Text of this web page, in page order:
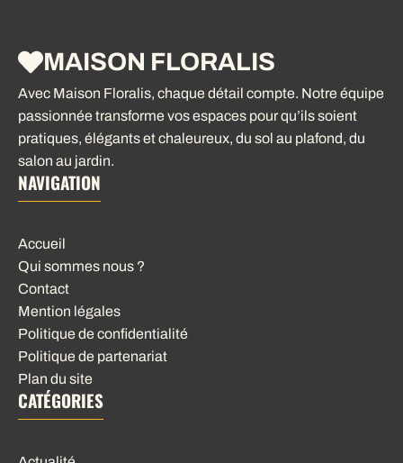
MAISON FLORALIS
Avec Maison Floralis, chaque détail compte. Notre équipe
passionnée transforme vos espaces pour qu’ils soient
pratiques, élégants et chaleureux, du sol au plafond, du
salon au jardin.
NAVIGATION
Accueil
Qui sommes nous ?
Contact
Mention légales
Politique de confidentialité
Politique de partenariat
Plan du site
CATÉGORIES